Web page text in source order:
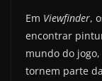
Em Viewfinder,
encontrar
mundo do
tornem parte